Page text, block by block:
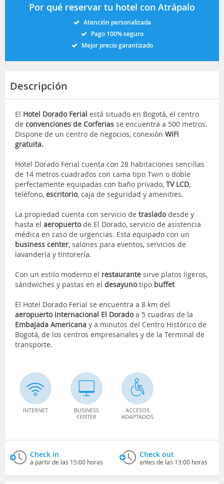
Por qué reservar tu hotel con Atrápalo
Atención personalizada
Pago 100% seguro
Mejor precio garantizado
Descripción
El Hotel Dorado Ferial está situado en Bogotá, el centro
de convenciones de Corferias se encuentra a 500 metros.
Dispone de un centro de negocios, conexión WiFi
gratuita.
Hotel Dorado Ferial cuenta con 28 habitaciones sencillas
de 14 metros cuadrados con cama tipo Twin o doble
perfectamente equipadas con baño privado, TV LCD,
teléfono, escritorio, caja de seguridad y amenities.
La propiedad cuenta con servicio de trasladodesde y
hasta el aeropuertode El Dorado, servicio de asistencia
médica en caso de urgencias. Esta equipado con un
business center, salones para eventos, servicios de
lavandería y tintorería.
Con un estilo moderno el restaurante sirve platos ligeros,
sándwiches y pastas en el desayunotipo buffet
El Hotel Dorado Ferial se encuentra a 8 km del
aeropuerto internacional El Doradoa 5 cuadras de la
Embajada Americana y a minutos del Centro Histórico de
Bogotá, de los centros empresariales y de la Terminal de
transporte.
INTERNET
BUSINESS
CENTER
ACCESOS
ADAPTADOS
Check in
a partir de las 15:00 horas
Check out
antes de las 13:00 horas